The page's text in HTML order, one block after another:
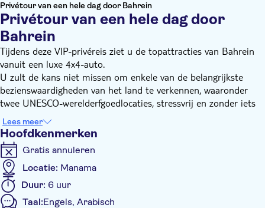
Privétour van een hele dag door Bahrein
Privétour van een hele dag door
Bahrein
Tijdens deze VIP-privéreis ziet u de topattracties van Bahrein
vanuit een luxe 4x4-auto.
U zult de kans niet missen om enkele van de belangrijkste
bezienswaardigheden van het land te verkennen, waaronder
twee UNESCO-werelderfgoedlocaties, stressvrij en zonder iets
te missen, met een privéchauffeur en een gids tot uw
beschikking.
Tijdens de tour bezoekt u onder andere de Al Fateh-moskee,
de baai van Bahrein, het Bahrain World Trade Center, het
Bahreinse fort, de oude haven en hoofdstad van Dilmun, de
King Fahad Causeway, de Dilmun-grafheuvels bij A'ali en de
Bab Al Bahrain-soek in Manama.
Lees meer
Hoofdkenmerken
Gratis annuleren
Locatie: Manama
Duur: 6 uur
Taal:Engels, Arabisch